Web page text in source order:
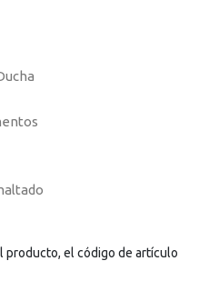
producto, el código de artículo